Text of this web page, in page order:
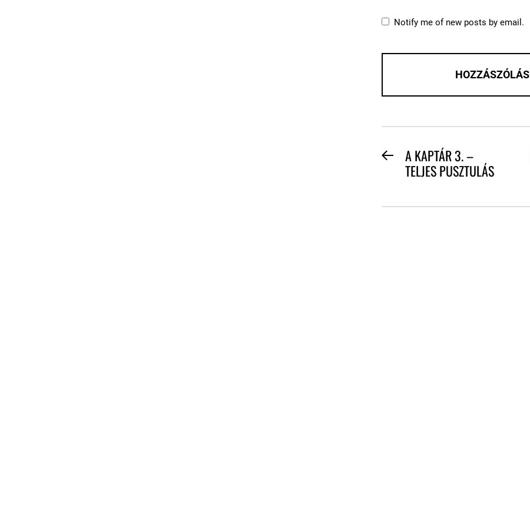
Notify me of new posts by email.
BEJEGYZÉS
NAVIGÁCIÓ
PreviousA KAPTÁR 3. –
TELJES PUSZTULÁS